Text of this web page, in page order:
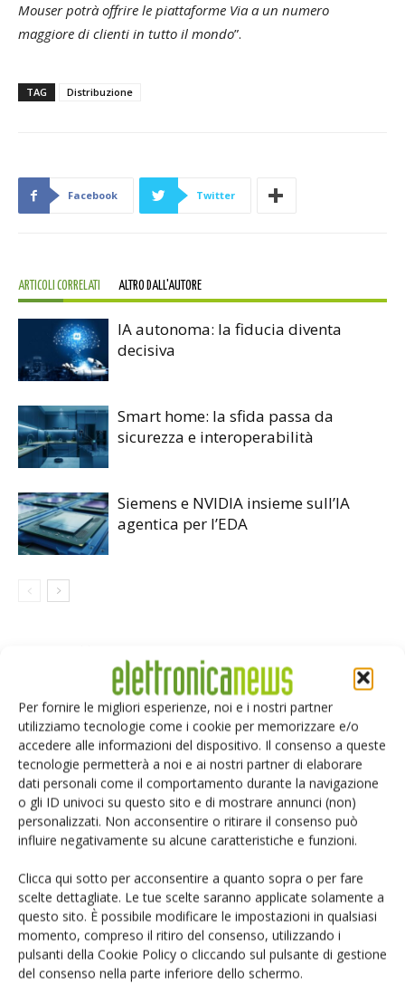
Per fornire le migliori esperienze, noi e i nostri partner
utilizziamo tecnologie come i cookie per memorizzare e/o
accedere alle informazioni del dispositivo. Il consenso a queste
tecnologie permetterà a noi e ai nostri partner di elaborare
dati personali come il comportamento durante la navigazione
o gli ID univoci su questo sito e di mostrare annunci (non)
personalizzati. Non acconsentire o ritirare il consenso può
influire negativamente su alcune caratteristiche e funzioni.
Clicca qui sotto per acconsentire a quanto sopra o per fare
scelte dettagliate. Le tue scelte saranno applicate solamente a
questo sito. È possibile modificare le impostazioni in qualsiasi
momento, compreso il ritiro del consenso, utilizzando i
pulsanti della Cookie Policy o cliccando sul pulsante di gestione
del consenso nella parte inferiore dello schermo.
Mouser potrà offrire le piattaforme Via a un numero
maggiore di clienti in tutto il mondo”.
TAG Distribuzione
Facebook Twitter
ARTICOLI CORRELATI ALTRO DALL'AUTORE
IA autonoma: la fiducia diventa
decisiva
Smart home: la sfida passa da
sicurezza e interoperabilità
Siemens e NVIDIA insieme sull’IA
agentica per l’EDA